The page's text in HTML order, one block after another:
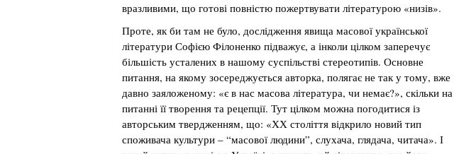
вразливими, що готові повністю пожертвувати літературою «низів».
Проте, як би там не було, дослідження явища масової української
літератури Софією Філоненко підважує, а інколи цілком заперечує
більшість усталених в нашому суспільстві стереотипів. Основне
питання, на якому зосереджується авторка, полягає не так у тому, вже
давно заяложеному: «є в нас масова література, чи немає?», скільки на
питанні її творення та рецепції. Тут цілком можна погодитися із
авторським твердженням, що: «ХХ століття відкрило новий тип
споживача культури – “масової людини”, слухача, глядача, читача». І